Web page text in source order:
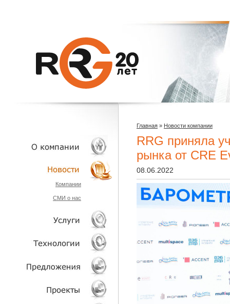
О КОМПАНИИ
НОВОСТИ
Компании
СМИ о нас
УСЛУГИ
ТЕХНОЛОГИИ
ОБЪЕКТЫ
Главная » Новости компании
RRG приняла
рынка от CRE
08.06.2022